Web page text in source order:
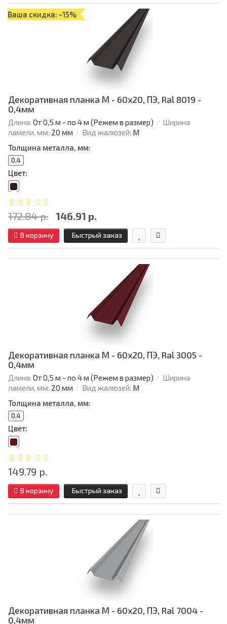
Ваша скидка: -15%
Декоративная планка М - 60х20, ПЭ, Ral 8019 -
0,4мм
Длина: От 0,5 м - по 4 м (Режем в размер)
Ширина
ламели, мм: 20 мм Вид жалюзей: М
Толщина металла, мм:
0.4
Цвет:
172.84 р. 146.91 р.
В корзину Быстрый заказ
Декоративная планка М - 60х20, ПЭ, Ral 3005 -
0,4мм
Длина: От 0,5 м - по 4 м (Режем в размер)
Ширина
ламели, мм: 20 мм Вид жалюзей: М
Толщина металла, мм:
0.4
Цвет:
149.79 р.
В корзину Быстрый заказ
Декоративная планка М - 60х20, ПЭ, Ral 7004 -
0,4мм